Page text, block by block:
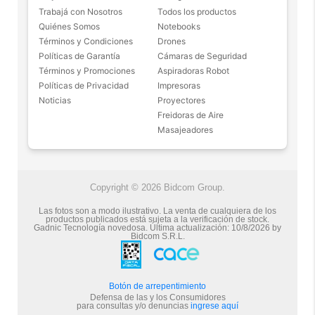
Trabajá con Nosotros
Quiénes Somos
Términos y Condiciones
Políticas de Garantía
Términos y Promociones
Políticas de Privacidad
Noticias
Todos los productos
Notebooks
Drones
Cámaras de Seguridad
Aspiradoras Robot
Impresoras
Proyectores
Freidoras de Aire
Masajeadores
Copyright © 2026 Bidcom Group.
Las fotos son a modo ilustrativo. La venta de cualquiera de los
productos publicados está sujeta a la verificación de stock.
Gadnic Tecnología novedosa. Última actualización: 10/8/2026 by
Bidcom S.R.L.
Botón de arrepentimiento
Defensa de las y los Consumidores
para consultas y/o denuncias ingrese aquí